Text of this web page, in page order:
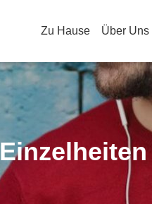
Zu Hause Über Uns